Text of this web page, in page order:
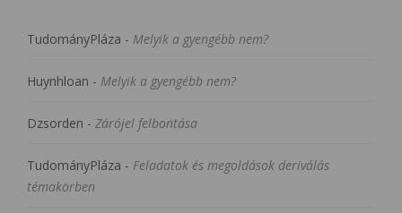
TudományPláza - Melyik a gyengébb nem?
Huynhloan - Melyik a gyengébb nem?
Dzsorden - Zárójel felbontása
TudományPláza - Feladatok és megoldások deriválás
témakörben